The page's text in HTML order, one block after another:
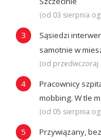
(od 03 sierpnia
Sąsiedzi
samotnie w
(od przedwczoraj
Pracownicy
mobbing. W tle
(od 05 sierpnia
Przywiązany,